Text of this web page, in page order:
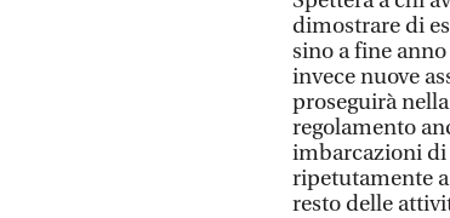
dimostrare di
sino a fine
invece nuove
proseguirà
regolamento
imbarcazioni di
ripetutamente
resto delle